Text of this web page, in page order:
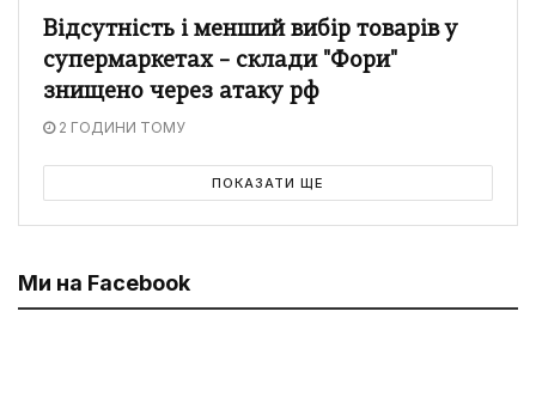
Відсутність і менший вибір товарів у
супермаркетах – склади "Фори"
знищено через атаку рф
2 ГОДИНИ ТОМУ
ПОКАЗАТИ ЩЕ
Ми на Facebook